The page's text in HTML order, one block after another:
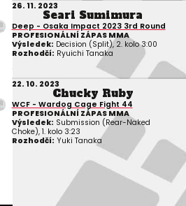
26. 11. 2023
Seari Sumimura
Deep - Osaka Impact 2023 3rd Round
PROFESIONÁLNÍ ZÁPAS MMA
Výsledek: Decision (Split), 2. kolo 3:00
Rozhodčí: Ryuichi Tanaka
22. 10. 2023
Chucky Ruby
WCF - Wardog Cage Fight 44
PROFESIONÁLNÍ ZÁPAS MMA
Výsledek: Submission (Rear-Naked
Choke), 1. kolo 3:23
Rozhodčí: Yuki Tanaka